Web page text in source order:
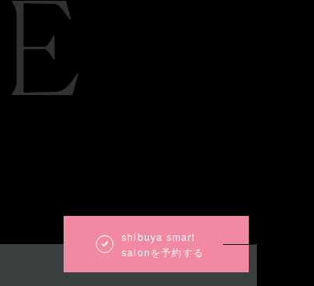
shibuya smart
salonを予約する